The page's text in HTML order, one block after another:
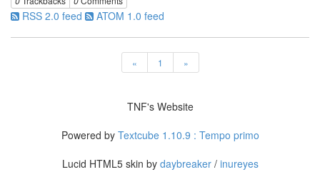
RSS 2.0 feed ATOM 1.0 feed
« 1 »
큐
TNF's Website
Powered by Textcube 1.10.9 : Tempo primo
Lucid HTML5 skin by daybreaker/ inureyes